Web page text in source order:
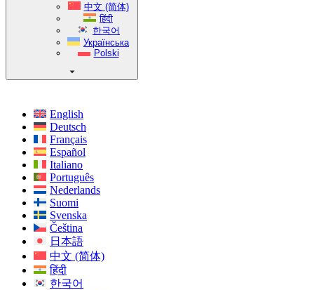
中文 (简体)
हिंदी
한국어
Українська
Polski
English
Deutsch
Français
Español
Italiano
Português
Nederlands
Suomi
Svenska
Čeština
日本語
中文 (简体)
हिंदी
한국어